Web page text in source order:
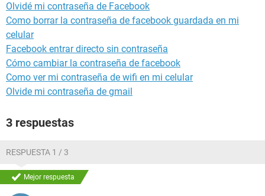
Olvidé mi contraseña de Facebook
Como borrar la contraseña de facebook guardada en mi
celular
Facebook entrar directo sin contraseña
Cómo cambiar la contraseña de facebook
Como ver mi contraseña de wifi en mi celular
Olvide mi contraseña de gmail
3 respuestas
RESPUESTA 1 / 3
Mejor respuesta